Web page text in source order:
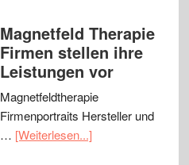
Magnetfeld Therapie
Firmen stellen ihre
Leistungen vor
Magnetfeldtherapie
Firmenportraits Hersteller und
… [Weiterlesen...]